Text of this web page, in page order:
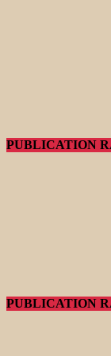
PUBLICATION
PUBLICATION